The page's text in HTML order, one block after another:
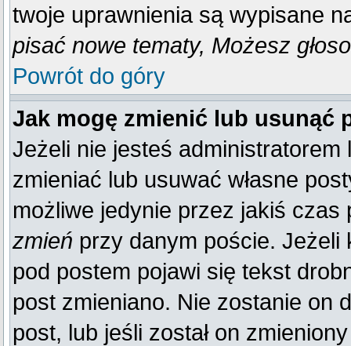
twoje uprawnienia są wypisane
pisać nowe tematy, Możesz
Powrót do góry
Jak mogę zmienić lub usunąć
Jeżeli nie jesteś
zmieniać lub usuwać własne
możliwe jedynie przez jakiś
zmień przy danym poście. Jeżeli
pod postem pojawi się tekst
post zmieniano. Nie zostanie on
post, lub jeśli został on